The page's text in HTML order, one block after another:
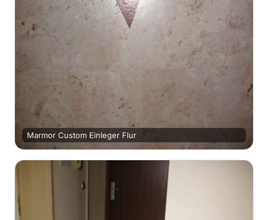
Marmor Custom Einleger Flur